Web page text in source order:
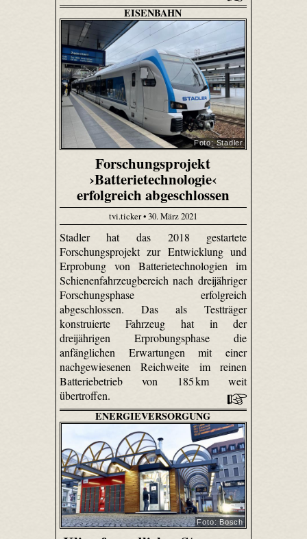
EISENBAHN
Foto: Stadler
Forschungsprojekt
›Batterietechnologie‹
erfolgreich abgeschlossen
tvi.ticker • 30. März 2021
Stadler hat das 2018 gestartete
Forschungsprojekt zur Entwicklung und
Erprobung von Batterietechnologien im
Schienenfahrzeugbereich nach dreijähriger
Forschungsphase erfolgreich
abgeschlossen. Das als Testträger
konstruierte Fahrzeug hat in der
dreijährigen Erprobungsphase die
anfänglichen Erwartungen mit einer
nachgewiesenen Reichweite im reinen
Batteriebetrieb von 185 km weit
übertroffen.
ENERGIEVERSORGUNG
Foto: Bosch